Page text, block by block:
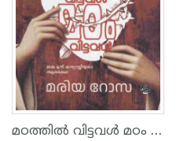
മഠത്തിൽ വിട്ടവൾ മഠം വിട്ടവൾ